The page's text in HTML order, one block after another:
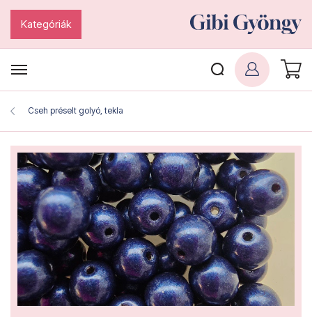
Kategóriák
Cseh préselt golyó, tekla